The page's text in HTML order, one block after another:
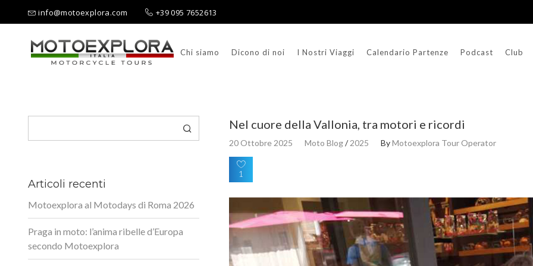
info@motoexplora.com +39 095 7652613
Chi siamo Dicono di noi I Nostri Viaggi Calendario Partenze Podcast Club
Nel cuore della Vallonia, tra motori e ricordi
20 Ottobre 2025 Moto Blog/2025 ByMotoexplora Tour Operator
1
Articoli recenti
Motoexplora al Motodays di Roma 2026
Praga in moto: l’anima ribelle d’Europa
secondo Motoexplora